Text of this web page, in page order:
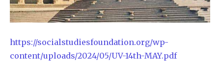
https://socialstudiesfoundation.org/wp-
content/uploads/2024/05/UV-14th-MAY.pdf